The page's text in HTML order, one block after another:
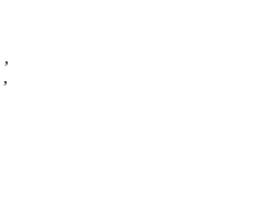
,
,